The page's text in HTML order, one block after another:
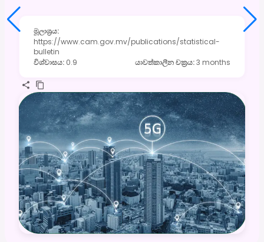
මූලාශ්‍රය:
https://www.cam.gov.mv/publications/statistical-
bulletin
විශ්වාසය: 0.9 යාවත්කාලීන චක්‍රය:3 months